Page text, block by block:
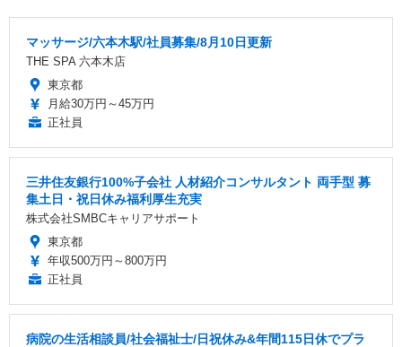
マッサージ/六本木駅/社員募集/8月10日更新
THE SPA 六本木店
東京都
月給30万円～45万円
正社員
三井住友銀行100%子会社 人材紹介コンサルタント 両手型 募
集土日・祝日休み福利厚生充実
株式会社SMBCキャリアサポート
東京都
年収500万円～800万円
正社員
病院の生活相談員/社会福祉士/日祝休み&年間115日休でプラ